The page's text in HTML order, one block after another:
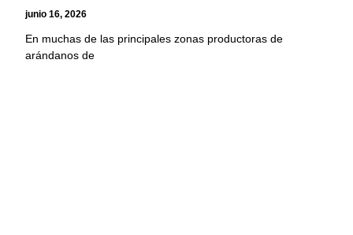
junio 16, 2026
En muchas de las principales zonas productoras de
arándanos de